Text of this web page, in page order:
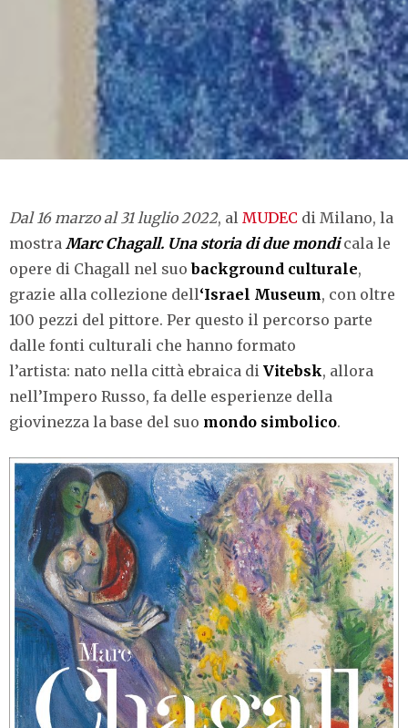
Dal 16 marzo al 31 luglio 2022, al MUDEC di Milano, la
mostra Marc Chagall. Una storia di due mondi cala le
opere di Chagall nel suo background culturale,
grazie alla collezione dell‘Israel Museum, con oltre
100 pezzi del pittore. Per questo il percorso parte
dalle fonti culturali che hanno formato
l’artista: nato nella città ebraica di Vitebsk, allora
nell’Impero Russo, fa delle esperienze della
giovinezza la base del suo mondo simbolico.